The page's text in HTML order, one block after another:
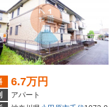
6.7万円
アパート